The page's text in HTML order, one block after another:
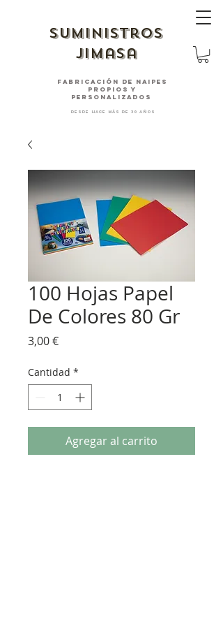
suministros
jimasa
fabricación de naipes
PROPIOS Y
PERSONALIZADOS
desde hace más de 30 años
100 Hojas Papel
De Colores 80 Gr
3,00 €Precio
Cantidad *
Agregar al carrito